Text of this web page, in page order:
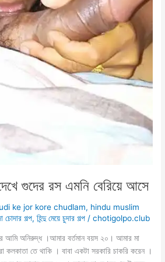
গুদের রস এমনি বেরিয়ে আসে
ke jor kore chudlam, hindu muslim
চোদার গল্প,হিন্দু মেয়ে চুদার গল্প /chotigolpo.club
আমি অনিরুদ্ধ ।আমার বর্তমান বয়স ২০। আমার মা
কলকাতা তে থাকি । বাবা একটা সরকারি চাকরি করেন ।